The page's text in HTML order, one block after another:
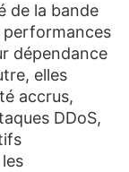
de la bande
performances
dépendance
elles
accrus,
DDoS,